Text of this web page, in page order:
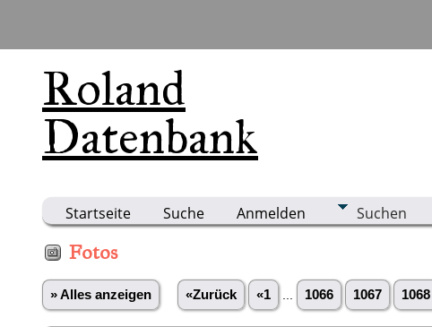
Roland
Datenbank
Startseite Suche Anmelden Suchen
Fotos
» Alles anzeigen «Zurück «1 1066 1067 1068